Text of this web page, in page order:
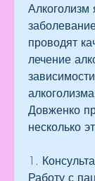
Алкоголизм
проводят
лечение
Довженко
несколько
1.
Работу с